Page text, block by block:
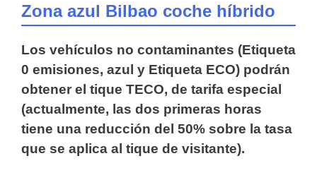
Zona azul Bilbao coche híbrido
Los vehículos no contaminantes (Etiqueta
0 emisiones, azul y Etiqueta ECO) podrán
obtener el tique TECO, de tarifa especial
(actualmente, las dos primeras horas
tiene una reducción del 50% sobre la tasa
que se aplica al tique de visitante).